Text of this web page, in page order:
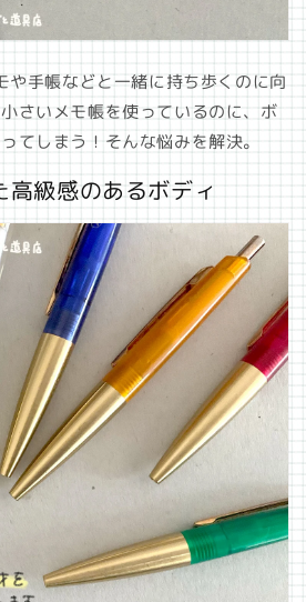
や手帳などと一緒に持ち歩くのに向
さいメモ帳を使っているのに、ボ
てしまう！そんな悩みを解決。
級感のあるボディ